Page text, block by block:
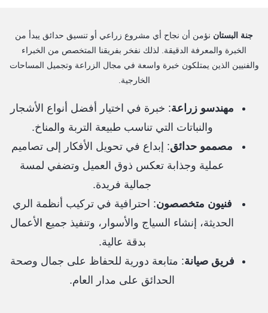
جنة البستان نؤمن أن نجاح أي مشروع زراعي أو تنسيق حدائق يبدأ من
الخبرة والمعرفة الدقيقة. لذلك نفخر بفريقنا المتخصص من الخبراء
والفنيين الذين يمتلكون خبرة واسعة في مجال الزراعة وتجميل المساحات
الخارجية.
مهندسو زراعة: خبرة في اختيار أفضل أنواع الأشجار
والنباتات التي تناسب طبيعة التربة والمناخ.
مصممو حدائق: إبداع في تحويل الأفكار إلى تصاميم
عملية وجذابة تعكس ذوق العميل وتضفي لمسة
جمالية فريدة.
فنيون متخصصون: احترافية في تركيب أنظمة الري
الحديثة، إنشاء السياج والأسوار، وتنفيذ جميع الأعمال
بدقة عالية.
فريق صيانة: متابعة دورية للحفاظ على جمال وصحة
الحدائق على مدار العام.